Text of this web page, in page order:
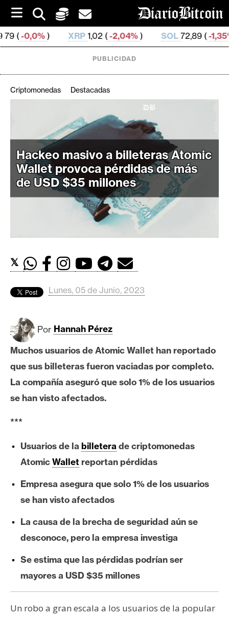
i
p
t
o
XRP1,02 ( -2,04%) SOL72,89 ( -1,35%) TRX
i
p
t
o
o
i
c
o
i
n
t
e
r
u
m
I
PUBLICIDAD
Criptomonedas Destacadas
Hackeo masivo a billeteras Atomic
Wallet provoca pérdidas de más
de USD $35 millones
𝕏
Lunes, 05 de Junio, 2023
Por Hannah Pérez
Muchos usuarios de Atomic Wallet han reportado
que sus billeteras fueron vaciadas por completo.
La compañía aseguró que solo 1% de los usuarios
se han visto afectados.
***
Usuarios de la billetera de criptomonedas
AtomicWallet reportan pérdidas
Empresa asegura que solo 1% de los usuarios
se han visto afectados
La causa de la brecha de seguridad aún se
desconoce, pero la empresa investiga
Se estima que las pérdidas podrían ser
mayores a USD $35 millones
Un robo a gran escala a los usuarios de la popular